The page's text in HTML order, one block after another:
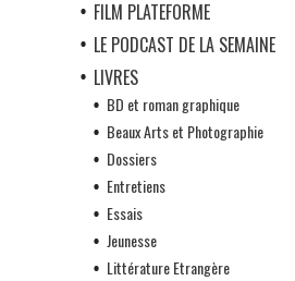
FILM PLATEFORME
LE PODCAST DE LA SEMAINE
LIVRES
BD et roman graphique
Beaux Arts et Photographie
Dossiers
Entretiens
Essais
Jeunesse
Littérature Etrangère